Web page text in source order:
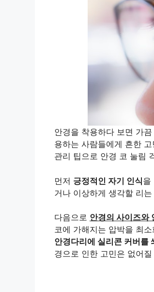
안경을 착용하다 보면 가
용하는 사람들에게 흔한
관리 팁으로 안경 코 눌림
먼저 긍정적인 자기 인식을
거나 이상하게 생각할 리
다음으로 안경의 사이즈와
코에 가해지는 압박을 최
안경다리에 실리콘 커버를
경으로 인한 고민은 없어